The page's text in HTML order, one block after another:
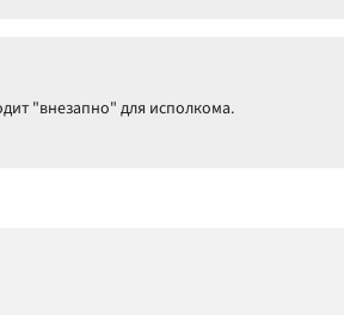
"внезапно" для исполкома.